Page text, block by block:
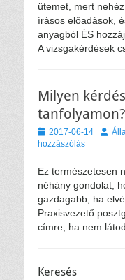
ütemet, mert
írásos előadások,
anyagból ÉS
A vizsgakérdések
Milyen
tanfolyamon?
Közzétéve
2017-06-14 Szerző
hozzászólás
Ez természetesen
néhány gondolat,
gazdagabb, ha
Praxisvezető
címre, ha nem
Keresés